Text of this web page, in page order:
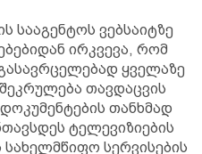
სააგენტოს ვებსაიტზე
ირკვევა, რომ
ყველაზე
თავდაცვის
თანხმად
ტელევიზიების
სერვისების